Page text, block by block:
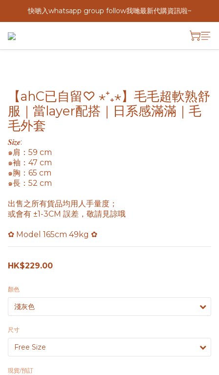
快啲入whatsapp group follow我哋最新代購資訊啦~
【ahC已自留♡ ⋆⁺₊⋆】毛毛超軟熟舒
服｜當layer配搭｜日系感滿滿｜毛
毛外套
𝑺𝒊𝒛𝒆:
๑肩：59 cm
๑袖：47 cm
๑胸：65 cm
๑長：52 cm
出售之所有貨品均用人手量度；
或會有 ±1-3CM 誤差，敬請見諒哦
✿ Model 165cm 49kg ✿
HK$229.00
顏色
尺寸
現貨/預訂